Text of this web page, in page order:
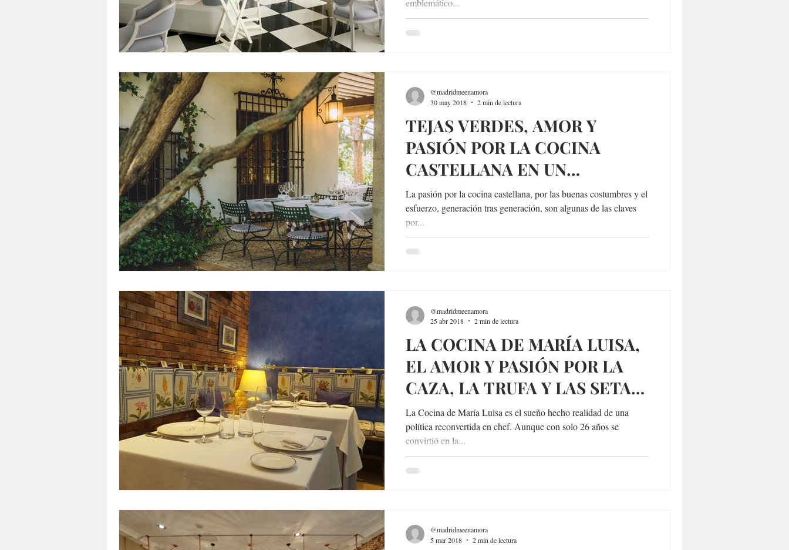
emblemático...
TEJAS VERDES, AMOR Y
PASIÓN POR LA COCINA
CASTELLANA EN UN
ENTORNO ÚNICO
La pasión por la cocina castellana, por las buenas costumbres y el
esfuerzo, generación tras generación, son algunas de las claves
por...
@madridmeenamora
30 may 2018
2 min de lectura
LA COCINA DE MARÍA LUISA,
EL AMOR Y PASIÓN POR LA
CAZA, LA TRUFA Y LAS SETAS
DE UNA EXDIPUTADA
La Cocina de María Luisa es el sueño hecho realidad de una
política reconvertida en chef. Aunque con solo 26 años se
convirtió en la...
@madridmeenamora
25 abr 2018
2 min de lectura
@madridmeenamora
5 mar 2018
2 min de lectura